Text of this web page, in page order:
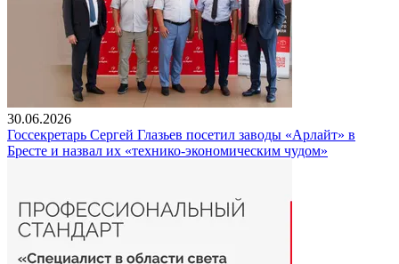
30.06.2026
Госсекретарь Сергей Глазьев посетил заводы «Арлайт» в
Бресте и назвал их «технико-экономическим чудом»